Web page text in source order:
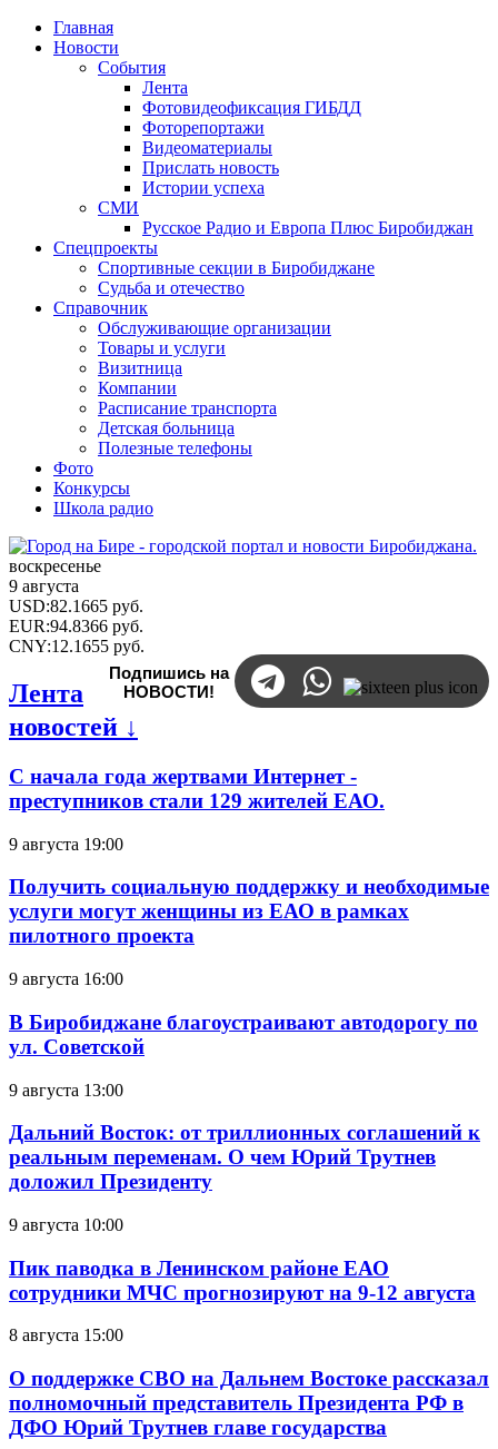
Главная
Новости
События
Лента
Фотовидеофиксация ГИБДД
Фоторепортажи
Видеоматериалы
Прислать новость
Истории успеха
СМИ
Русское Радио и Европа Плюс Биробиджан
Спецпроекты
Спортивные секции в Биробиджане
Судьба и отечество
Справочник
Обслуживающие организации
Товары и услуги
Визитница
Компании
Расписание транспорта
Детская больница
Полезные телефоны
Фото
Конкурсы
Школа радио
воскресенье
9 августа
USD:82.1665 руб.
EUR:94.8366 руб.
CNY:12.1655 руб.
Подпишись на
НОВОСТИ!
Лента
новостей ↓
С начала года жертвами Интернет -
преступников стали 129 жителей ЕАО.
9 августа 19:00
Получить социальную поддержку и необходимые
услуги могут женщины из ЕАО в рамках
пилотного проекта
9 августа 16:00
В Биробиджане благоустраивают автодорогу по
ул. Советской
9 августа 13:00
Дальний Восток: от триллионных соглашений к
реальным переменам. О чем Юрий Трутнев
доложил Президенту
9 августа 10:00
Пик паводка в Ленинском районе ЕАО
сотрудники МЧС прогнозируют на 9-12 августа
8 августа 15:00
О поддержке СВО на Дальнем Востоке рассказал
полномочный представитель Президента РФ в
ДФО Юрий Трутнев главе государства